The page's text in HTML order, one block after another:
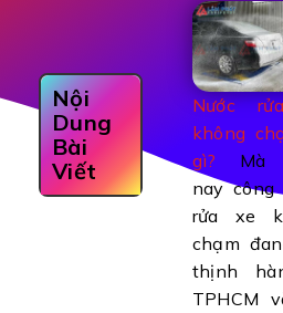
Nội
Dung
Bài
Viết
Nước
không
gì? Mà
nay công
rửa xe
chạm
thịnh
TPHCM